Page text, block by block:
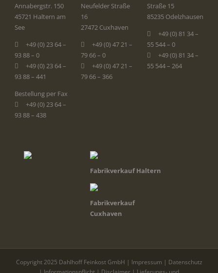
Annabergstr. 150
45721 Haltern am
See
+49 (0) 23 64 –
93 88 – 0
+49 (0) 23 64 –
93 88 – 441
Bestellung per Fax
+49 (0) 23 64 –
93 88 – 438
Neufelder Straße
16
27472 Cuxhaven
+49 (0) 47 21 –
79 66 – 0
+49 (0) 47 21 –
79 66 – 366
Straße 15
85235 Odelzhausen
+49 (0) 81 34 –
55 544 – 0
+49 (0) 81 34 –
55 544 – 264
Fabrikverkauf Haltern
Fabrikverkauf
Cuxhaven
Copyright 2025 Dahlhoff Feinkost GmbH | Impressum | Datenschutz